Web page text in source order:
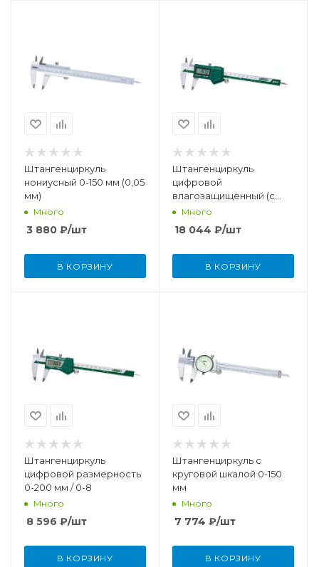
Штангенциркуль
нониусный 0-150 мм (0,05
мм)
Много
3 880 ₽/шт
В КОРЗИНУ
Штангенциркуль
цифровой
влагозащищенный (c
роликом микроподачи)
Много
18 044 ₽/шт
В КОРЗИНУ
Штангенциркуль
цифровой размерность
0-200 мм / 0-8
Много
8 596 ₽/шт
В КОРЗИНУ
Штангенциркуль с
круговой шкалой 0-150
мм
Много
7 774 ₽/шт
В КОРЗИНУ